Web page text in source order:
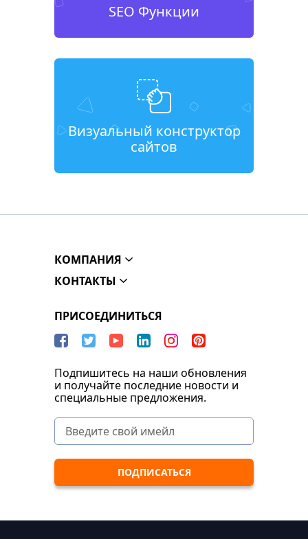
SEO Функции
Визуальный конструктор
сайтов
КОМПАНИЯ
КОНТАКТЫ
ПРИСОЕДИНИТЬСЯ
Подпишитесь на наши обновления
и получайте последние новости и
специальные предложения.